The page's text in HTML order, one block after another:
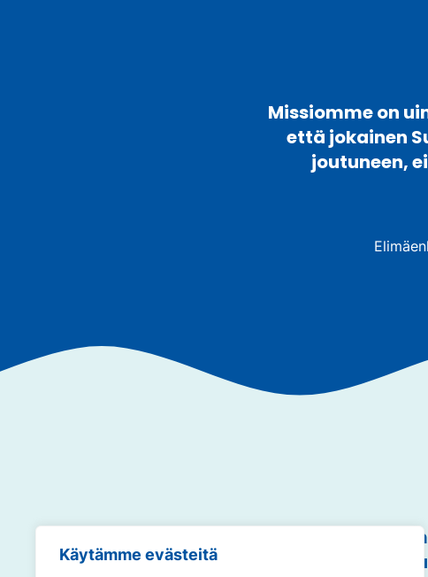
Käytämme evästeitä
Missiomme on
että jokainen
joutuneen,
Annamme